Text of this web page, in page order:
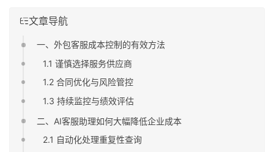
文章导航
一、外包客服成本控制的有效方法
1.1 谨慎选择服务供应商
1.2 合同优化与风险管控
1.3 持续监控与绩效评估
二、AI客服助理如何大幅降低企业成本
2.1 自动化处理重复性查询